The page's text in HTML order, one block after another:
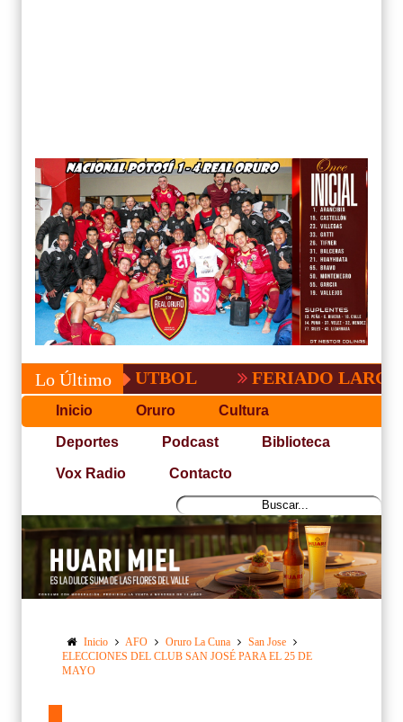
Lo Último
DE FUTBOL FERIADO LARGO EN
Inicio Oruro Cultura
Deportes Podcast Biblioteca
Vox Radio Contacto
Inicio AFO Oruro La Cuna
San Jose
ELECCIONES DEL CLUB SAN JOSÉ PARA EL 25 DE
MAYO